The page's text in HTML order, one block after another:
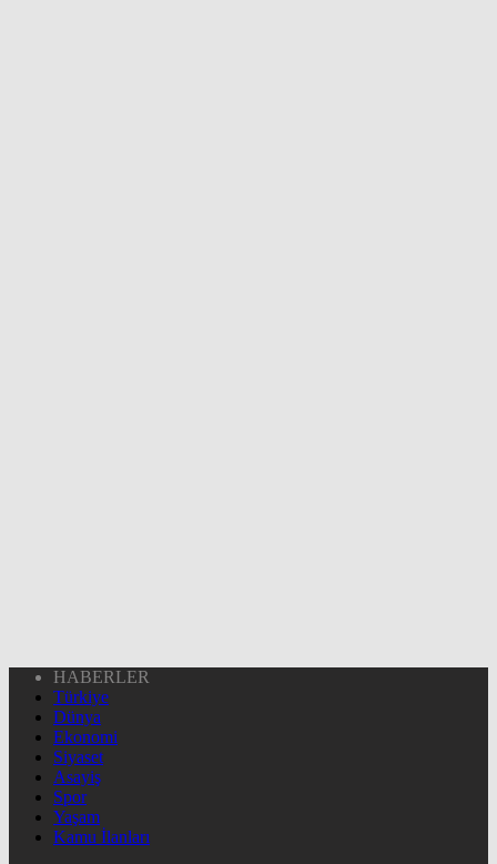
HABERLER
Türkiye
Dünya
Ekonomi
Siyaset
Asayiş
Spor
Yaşam
Kamu İlanları